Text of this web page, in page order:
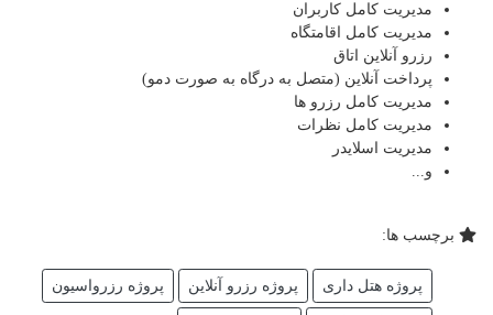
مدیریت کامل کاربران
مدیریت کامل اقامتگاه
رزرو آنلاین اتاق
پرداخت آنلاین (متصل به درگاه به صورت دمو)
مدیریت کامل رزرو ها
مدیریت کامل نظرات
مدیریت اسلایدر
و...
برچسب ها:
پروژه هتل داری پروژه رزرو آنلاین پروژه رزرواسیون